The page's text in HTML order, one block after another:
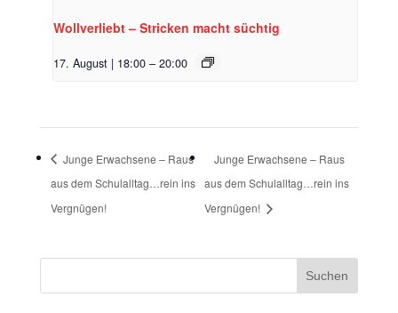
Wollverliebt – Stricken macht süchtig
17. August | 18:00 – 20:00
Junge Erwachsene – Raus
aus dem Schulalltag…rein ins
Vergnügen!
Junge Erwachsene – Raus
aus dem Schulalltag…rein ins
Vergnügen!